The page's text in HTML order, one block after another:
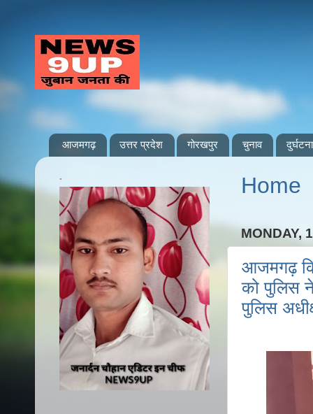
आजमगढ़ उत्तर प्रदेश गोरखपुर चुनाव दुर्घटना
Home
MONDAY,
आजमगढ़
को पुलिस
पुलिस
.